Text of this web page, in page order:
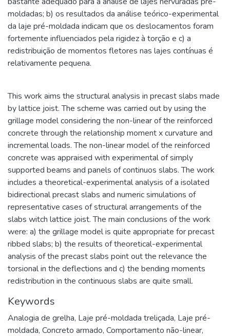
moldadas; b) os resultados da análise teórico-experimental
da laje pré-moldada indicam que os deslocamentos foram
fortemente influenciados pela rigidez à torção e c) a
redistribuição de momentos fletores nas lajes contínuas é
relativamente pequena.
This work aims the structural analysis in precast slabs made
by lattice joist. The scheme was carried out by using the
grillage model considering the non-linear of the reinforced
concrete through the relationship moment x curvature and
incremental loads. The non-linear model of the reinforced
concrete was appraised with experimental of simply
supported beams and panels of continuos slabs. The work
includes a theoretical-experimental analysis of a isolated
bidirectional precast slabs and numeric simulations of
representative cases of structural arrangements of the
slabs witch lattice joist. The main conclusions of the work
were: a) the grillage model is quite appropriate for precast
ribbed slabs; b) the results of theoretical-experimental
analysis of the precast slabs point out the relevance the
torsional in the deflections and c) the bending moments
redistribution in the continuous slabs are quite small.
Keywords
Analogia de grelha, Laje pré-moldada treliçada, Laje pré-
moldada, Concreto armado, Comportamento não-linear,